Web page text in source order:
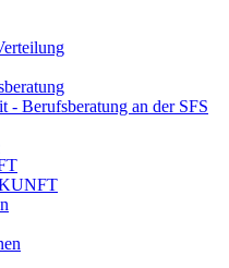
- Berufsberatung an der SFS